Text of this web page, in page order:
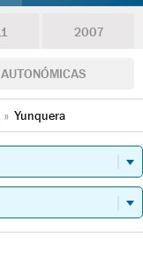
2007
AUTONÓMICAS
» Yunquera